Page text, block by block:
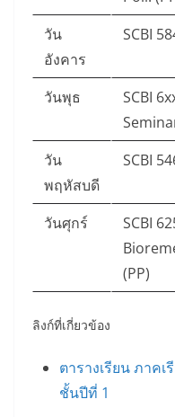
วัน
อังคาร
SCBI
วันพุธ
SCBI
วัน
พฤหัสบดี
SCBI
วันศุกร์
SCBI
(PP)
ลิงก์ที่เกี่ยวข้อง
ตารางเรียน ภาค
ชั้นปีที่ 1